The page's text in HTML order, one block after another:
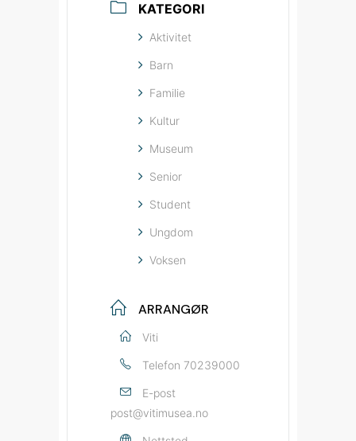
KATEGORI
Aktivitet
Barn
Familie
Kultur
Museum
Senior
Student
Ungdom
Voksen
ARRANGØR
Viti
Telefon 70239000
E-post
post@vitimusea.no